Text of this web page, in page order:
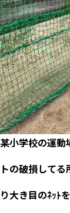
小学校の運動
の破損してる
大き目のﾈｯﾄ